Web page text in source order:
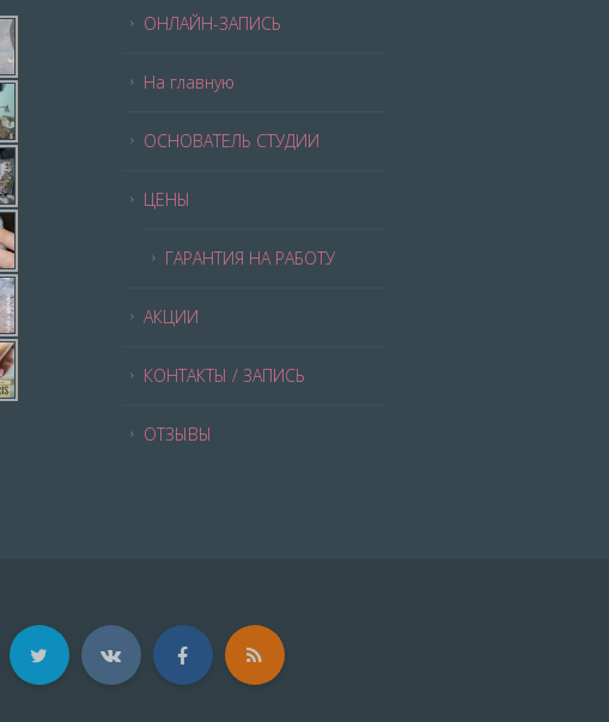
ОНЛАЙН-ЗАПИСЬ
На главную
ОСНОВАТЕЛЬ СТУДИИ
ЦЕНЫ
ГАРАНТИЯ НА РАБОТУ
АКЦИИ
КОНТАКТЫ / ЗАПИСЬ
ОТЗЫВЫ